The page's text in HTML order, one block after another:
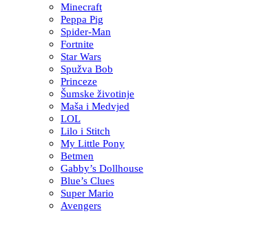
Minecraft
Peppa Pig
Spider-Man
Fortnite
Star Wars
Spužva Bob
Princeze
Šumske životinje
Maša i Medvjed
LOL
Lilo i Stitch
My Little Pony
Betmen
Gabby’s Dollhouse
Blue’s Clues
Super Mario
Avengers